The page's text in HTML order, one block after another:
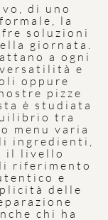
di uno
la
soluzioni
giornata.
a ogni
e
oppure
pizze
è studiata
tra
menu varia
ingredienti,
il livello
riferimento
e
delle
chi ha